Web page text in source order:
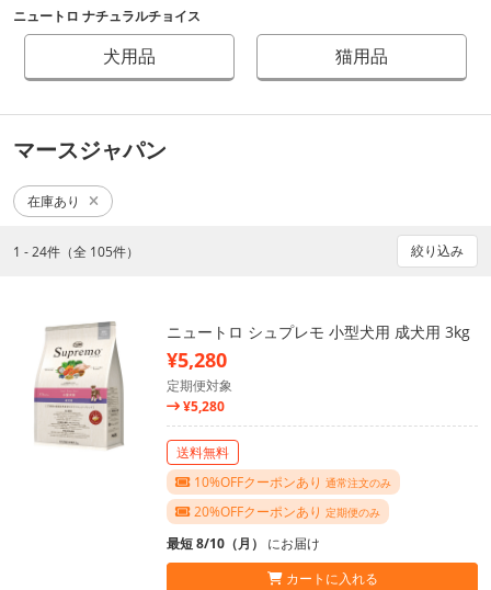
ニュートロ ナチュラルチョイス
犬用品 猫用品
マースジャパン
在庫あり
1 - 24件（全 105件） 絞り込み
ニュートロ シュプレモ 小型犬用 成犬用 3kg
¥5,280
定期便対象
¥5,280
送料無料
10%OFFクーポンあり 通常注文のみ
20%OFFクーポンあり 定期便のみ
最短 8/10（月） にお届け
カートに入れる